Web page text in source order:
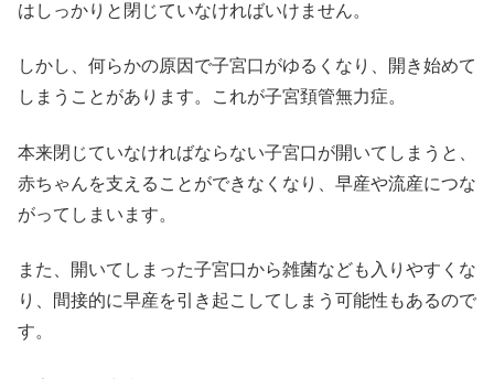
はしっかりと閉じていなければいけません。
しかし、何らかの原因で子宮口がゆるくなり、開き始めて
しまうことがあります。これが子宮頚管無力症。
本来閉じていなければならない子宮口が開いてしまうと、
赤ちゃんを支えることができなくなり、早産や流産につな
がってしまいます。
また、開いてしまった子宮口から雑菌なども入りやすくな
り、間接的に早産を引き起こしてしまう可能性もあるので
す。